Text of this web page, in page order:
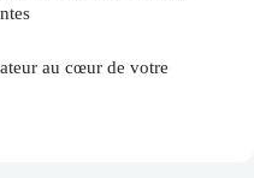
au cœur de votre